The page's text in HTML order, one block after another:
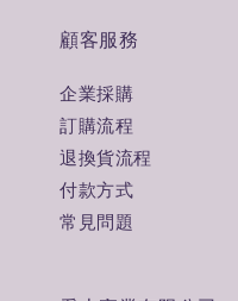
顧客服務
企業採購
訂購流程
退換貨流程
付款方式
常見問題